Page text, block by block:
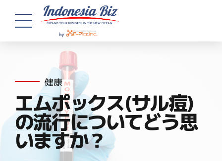
健康
エムポックス(サル痘)
の流行についてどう思
いますか？